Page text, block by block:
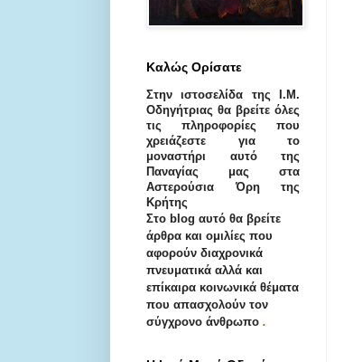
Καλώς Ορίσατε
Στην ιστοσελίδα της I.M.
Oδηγήτριας θα βρείτε όλες
τις πληροφορίες που
χρειάζεστε για το
μοναστήρι αυτό της
Παναγίας μας στα
Αστερούσια Όρη της
Κρήτης
Στο blog αυτό θα βρείτε
άρθρα και ομιλίες που
αφορούν διαχρονικά
πνευματικά αλλά και
επίκαιρα κοινωνικά θέματα
που απασχολούν τον
σύγχρονο άνθρωπο .